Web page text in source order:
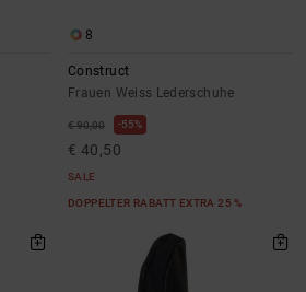
8
Construct
Frauen Weiss Lederschuhe
€ 90,00 55%
€ 40,50
SALE
DOPPELTER RABATT EXTRA 25 %